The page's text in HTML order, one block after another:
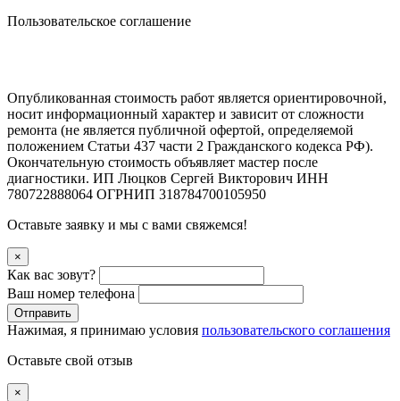
Пользовательское соглашение
Опубликованная стоимость работ является ориентировочной,
носит информационный характер и зависит от сложности
ремонта (не является публичной офертой, определяемой
положением Статьи 437 части 2 Гражданского кодекса РФ).
Окончательную стоимость объявляет мастер после
диагностики. ИП Люцков Сергей Викторович ИНН
780722888064 ОГРНИП 318784700105950
Оставьте заявку и мы с вами свяжемся!
×
Как вас зовут?
Ваш номер телефона
Отправить
Нажимая, я принимаю условия пользовательского соглашения
Оставьте свой отзыв
×